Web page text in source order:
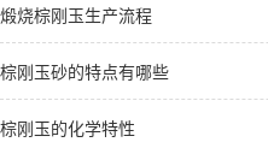
煅烧棕刚玉生产流程
棕刚玉砂的特点有哪些
棕刚玉的化学特性